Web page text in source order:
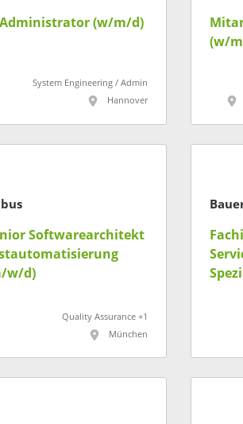
Administrator (w/m/d)
System Engineering / Admin
Hannover
(w/
Softwarearchitekt
w/d)
Quality Assurance +1
München